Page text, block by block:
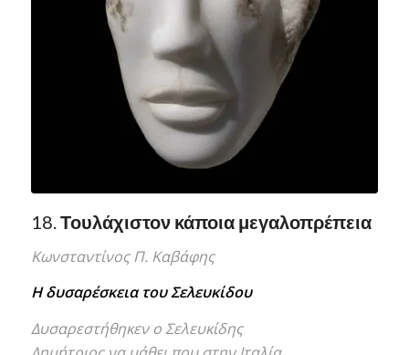
18.Τουλάχιστον κάποια μεγαλοπρέπεια
Κωνσταντίνος Π. Καβάφης
Η δυσαρέσκεια του Σελευκίδου
Δυσαρεστήθηκεν ο Σελευκίδης